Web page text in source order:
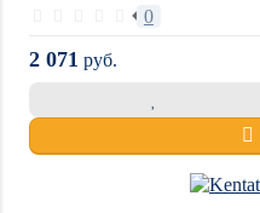
0
2 071 руб.